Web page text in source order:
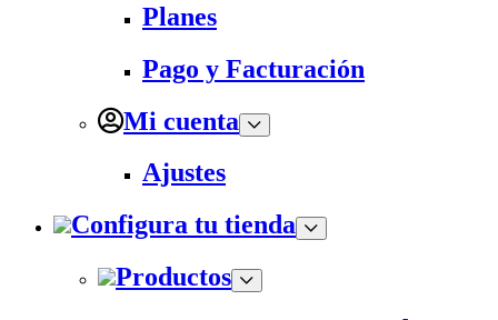
Planes
Pago y Facturación
Mi cuenta
Ajustes
Configura tu tienda
Productos